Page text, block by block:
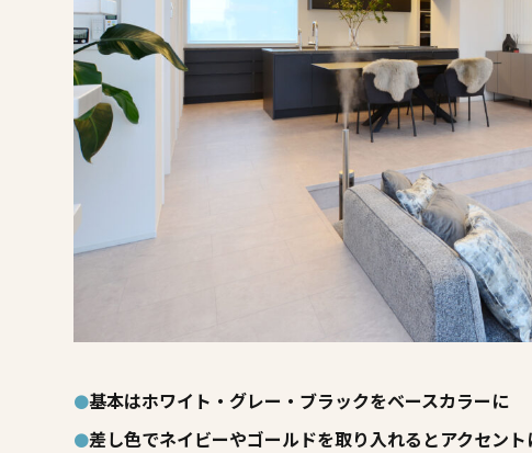
基本はホワイト・グレー・ブラックをベースカラーに
差し色でネイビーやゴールドを取り入れるとアクセント